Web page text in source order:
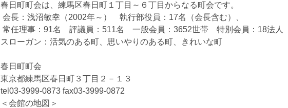
春日町町会は、練馬区春日町１丁目～６丁目からなる町会です。
会長：浅沼敏幸（2002年～） 執行部役員：17名（会長含む）、
常任理事：91名 評議員：511名 一般会員：3652世帯 特別会員：18法人（
スローガン：活気のある町、思いやりのある町、きれいな町
春日町町会
東京都練馬区春日町３丁目２－１３
tel03-3999-0873 fax03-3999-0872
＜会館の地図＞